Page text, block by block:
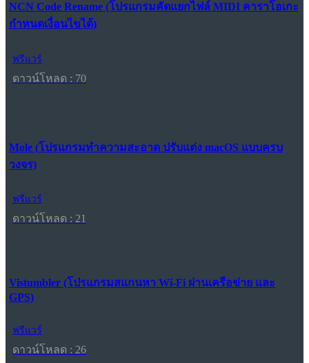
NCN Code Rename (โปรแกรมคัดแยกไฟล์ MIDI คาราโอเกะ
กำหนดเงื่อนไขได้)
ฟรีแวร์
ดาวน์โหลด : 70
Mole (โปรแกรมทำความสะอาด ปรับแต่ง macOS แบบครบ
วงจร)
ฟรีแวร์
ดาวน์โหลด : 21
Vistumbler (โปรแกรมสแกนหา Wi-Fi ผ่านเครือข่าย และ
GPS)
ฟรีแวร์
ดาวน์โหลด : 26